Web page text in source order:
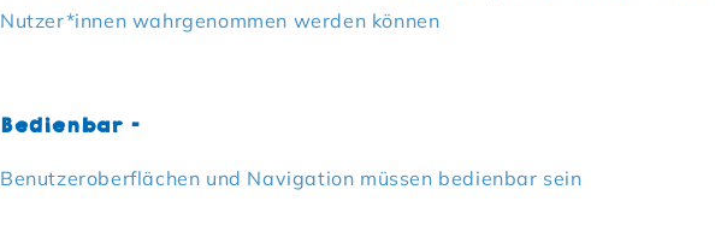
Nutzer*innen wahrgenommen werden können
Bedienbar –
Benutzeroberflächen und Navigation müssen bedienbar sein